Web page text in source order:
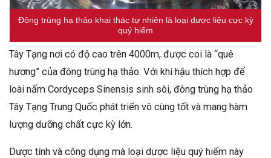
Đông trùng hạ thảo khai thác tự nhiên là loại dược liệu cực kỳ
quý hiếm
Tây Tạng nơi có độ cao trên 4000m, được coi là “quê
hương” của đông trùng hạ thảo. Với khí hậu thích hợp để
loài nấm Cordyceps Sinensis sinh sôi, đông trùng hạ thảo
Tây Tạng Trung Quốc phát triển vô cùng tốt và mang hàm
lượng dưỡng chất cực kỳ lớn.
Dược tính và công dụng mà loại dược liệu quý hiếm này